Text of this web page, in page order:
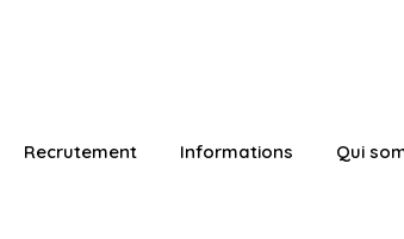
Recrutement Informations Qui